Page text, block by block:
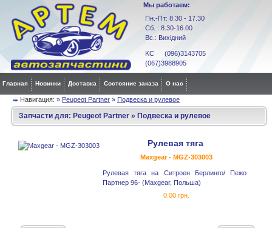
Мы работаем:
Пн.-Пт: 8.30 - 17.30
Сб. : 8.30-16.00
Вс.: Вихідний
KC (096)3143705
(067)3988905
Главная Новинки Доставка Состояние заказа О нас
Навигация: » Peugeot Partner » Подвеска и рулевое
Запчасти для: Peugeot Partner » Подвеска и рулевое
Рулевая тяга
Maxgear - MGZ-303003
Рулевая тяга на Ситроен Берлинго/ Пежо
Партнер 96- (Maxgear, Польша)
0.00 грн.